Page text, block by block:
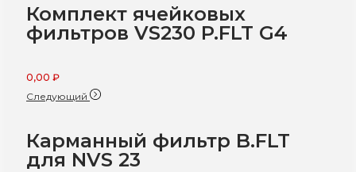
Комплект ячейковых
фильтров VS230 P.FLT G4
0,00 ₽
Следующий
Карманный фильтр B.FLT
для NVS 23